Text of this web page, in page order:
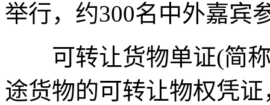
举行，约300名中外嘉宾
可转让货物单证(简称
途货物的可转让物权凭